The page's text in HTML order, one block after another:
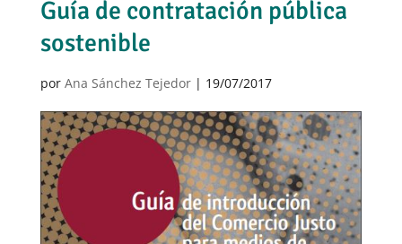
Guía de contratación pública
sostenible
por Ana Sánchez Tejedor| 19/07/2017